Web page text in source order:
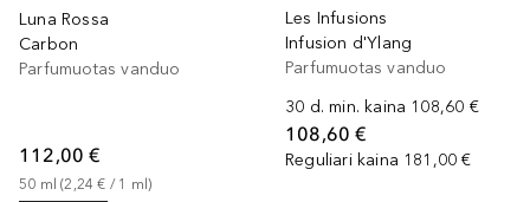
Luna Rossa
Carbon
Parfumuotas vanduo
112,00 €
50 ml (2,24 € / 1 ml)
Les Infusions
Infusion d'Ylang
Parfumuotas vanduo
30 d. min. kaina 108,60 €
108,60 €
Reguliari kaina 181,00 €